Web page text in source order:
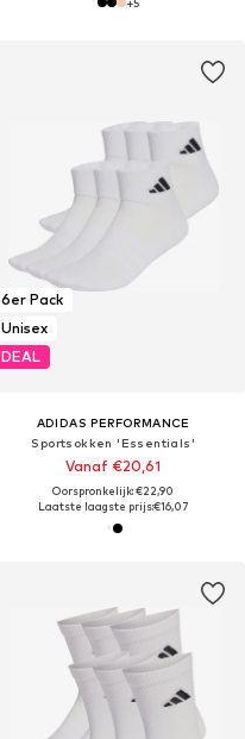
6er Pack
Unisex
DEAL
ADIDAS PERFORMANCE
Sportsokken 'Essentials'
Vanaf €20,61
Oorspronkelijk: €22,90
Laatste laagste prijs:€16,07